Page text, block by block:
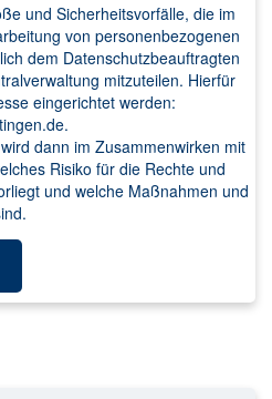
und Sicherheitsvorfälle, die im
von personenbezogenen
dem Datenschutzbeauftragten
mitzuteilen. Hierfür
eingerichtet werden:
dann im Zusammenwirken mit
Risiko für die Rechte und
und welche Maßnahmen und